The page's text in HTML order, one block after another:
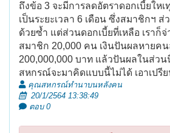
ถึงข้อ 3 จะมีการลดอัตราดอกเบี้ยให
เป็นระยะเวลา 6 เดือน ซึ่งสมาชิกฯ
ด้วยซ้ำ แต่ส่วนดอกเบี้ยที่เหลือ เราก็
สมาชิก 20,000 คน เงินปันผลหายคน
200,000,000 บาท แล้วปันผลในส่ว
สหกรณ์จะมาคิดแบบนี้ไม่ได้ เอาเปรี
คุณสหกรณ์ทำนาบนหลังคน
20/1/2564 13:38:49
ตอบ 0